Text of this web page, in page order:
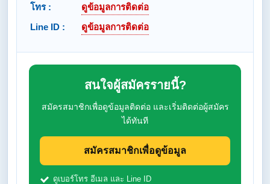
โทร :
ดูข้อมูลการติดต่อ
Line ID :
ดูข้อมูลการติดต่อ
สนใจผู้สมัครรายนี้?
สมัครสมาชิกเพื่อดูข้อมูลติดต่อ และเริ่มติดต่อผู้สมัคร
ได้ทันที
สมัครสมาชิกเพื่อดูข้อมูล
ดูเบอร์โทร อีเมล และ Line ID